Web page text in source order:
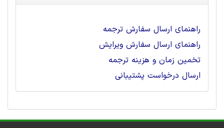
راهنمای ارسال سفارش ترجمه
راهنمای ارسال سفارش ویرایش
تخمین زمان و هزینه ترجمه
ارسال درخواست پشتیبانی